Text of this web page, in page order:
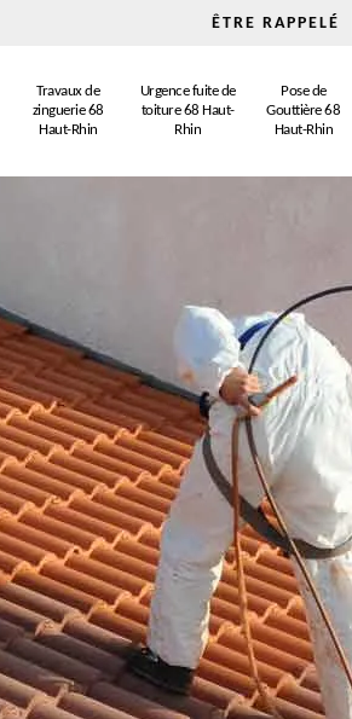
ÊTRE RAPPELÉ
Travaux de
zinguerie 68
Haut-Rhin
Urgence fuite de
toiture 68 Haut-
Rhin
Pose de
Gouttière 68
Haut-Rhin